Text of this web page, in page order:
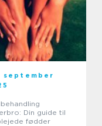
september
Din guide til
fødder